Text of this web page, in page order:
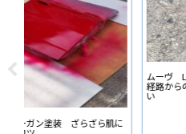
ムーヴ L150S ブローバイガス
経路からの オイル吹き返し量が多